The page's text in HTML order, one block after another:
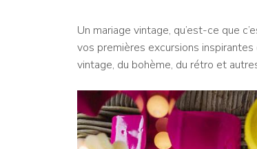
Un mariage vintage, qu’est-ce que
vos premières excursions
vintage, du bohème, du rétro et